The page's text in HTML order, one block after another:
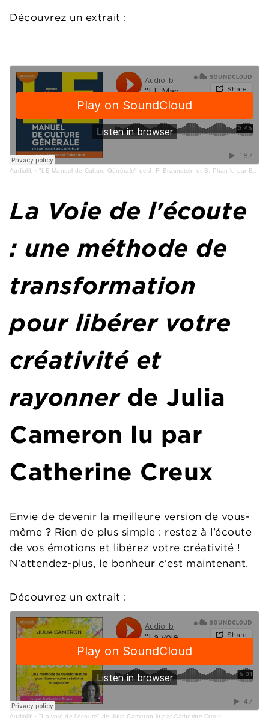
Découvrez un extrait :
Audiolib · "LE Manuel de Culture Générale" de J.-F. Braunstein et B. Phan lu par Emmanuel Dekoninck
La Voie de l'écoute
: une méthode de
transformation
pour libérer votre
créativité et
rayonnerde Julia
Cameron lu par
Catherine Creux
Envie de devenir la meilleure version de vous-
même ? Rien de plus simple : restez à l’écoute
de vos émotions et libérez votre créativité !
N’attendez-plus, le bonheur c’est maintenant.
Découvrez un extrait :
Audiolib · "La voie de l'écoute" de Julia Cameron lu par Catherine Creux